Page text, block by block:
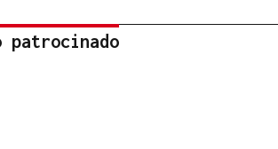
patrocinado